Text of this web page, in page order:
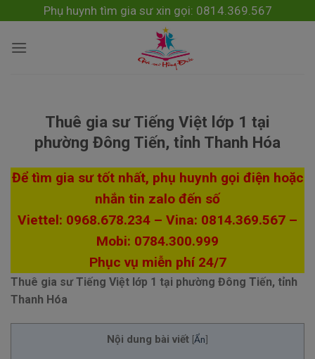
to
content
Phụ huynh tìm gia sư xin gọi: 0814.369.567
Thuê gia sư Tiếng Việt lớp 1 tại
phường Đông Tiến, tỉnh Thanh Hóa
Để tìm gia sư tốt nhất, phụ huynh gọi điện hoặc
nhắn tin zalo đến số
Viettel: 0968.678.234 – Vina: 0814.369.567 –
Mobi: 0784.300.999
Phục vụ miễn phí 24/7
Thuê gia sư Tiếng Việt lớp 1 tại phường Đông Tiến, tỉnh
Thanh Hóa
Nội dung bài viết [Ẩn]
modal-check